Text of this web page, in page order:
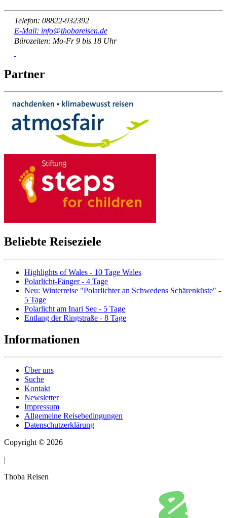
Telefon: 08822-932392
E-Mail: info@thobareisen.de
Bürozeiten: Mo-Fr 9 bis 18 Uhr
Partner
Beliebte Reiseziele
Highlights of Wales - 10 Tage Wales
Polarlicht-Fänger - 4 Tage
Neu: Winterreise "Polarlichter an Schwedens Schärenküste" -
5 Tage
Polarlicht am Inari See - 5 Tage
Entlang der Ringstraße - 8 Tage
Informationen
Über uns
Suche
Kontakt
Newsletter
Impressum
Allgemeine Reisebedingungen
Datenschutzerklärung
Copyright © 2026
|
Thoba Reisen